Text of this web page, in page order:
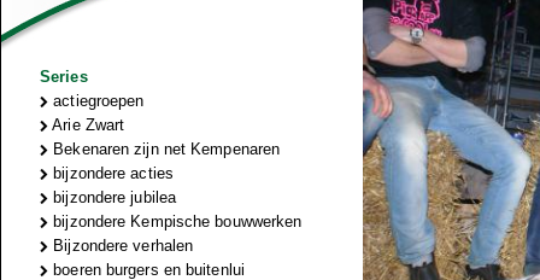
Series
actiegroepen
Arie Zwart
Bekenaren zijn net Kempenaren
bijzondere acties
bijzondere jubilea
bijzondere Kempische bouwwerken
Bijzondere verhalen
boeren burgers en buitenlui